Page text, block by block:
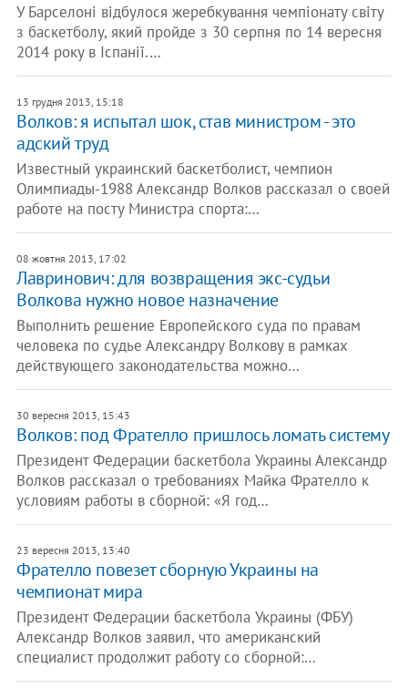
У Барселоні відбулося жеребкування чемпіонату світу
з баскетболу, який пройде з 30 серпня по 14 вересня
2014 року в Іспанії.…
13 грудня 2013, 15:18
Волков: я испытал шок, став министром - это
адский труд
Известный украинский баскетболист, чемпион
Олимпиады-1988 Александр Волков рассказал о своей
работе на посту Министра спорта:…
08 жовтня 2013, 17:02
Лавринович: для возвращения экс-судьи
Волкова нужно новое назначение
Выполнить решение Европейского суда по правам
человека по судье Александру Волкову в рамках
действующего законодательства можно…
30 вересня 2013, 15:43
Волков: под Фрателло пришлось ломать систему
Президент Федерации баскетбола Украины Александр
Волков рассказал о требованиях Майка Фрателло к
условиям работы в сборной: «Я год…
23 вересня 2013, 13:40
Фрателло повезет сборную Украины на
чемпионат мира
Президент Федерации баскетбола Украины (ФБУ)
Александр Волков заявил, что американский
специалист продолжит работу со сборной:…